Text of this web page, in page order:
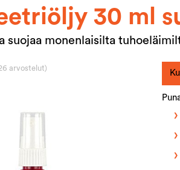
30 ml
suojaa monenlaisilta
arvostelut)